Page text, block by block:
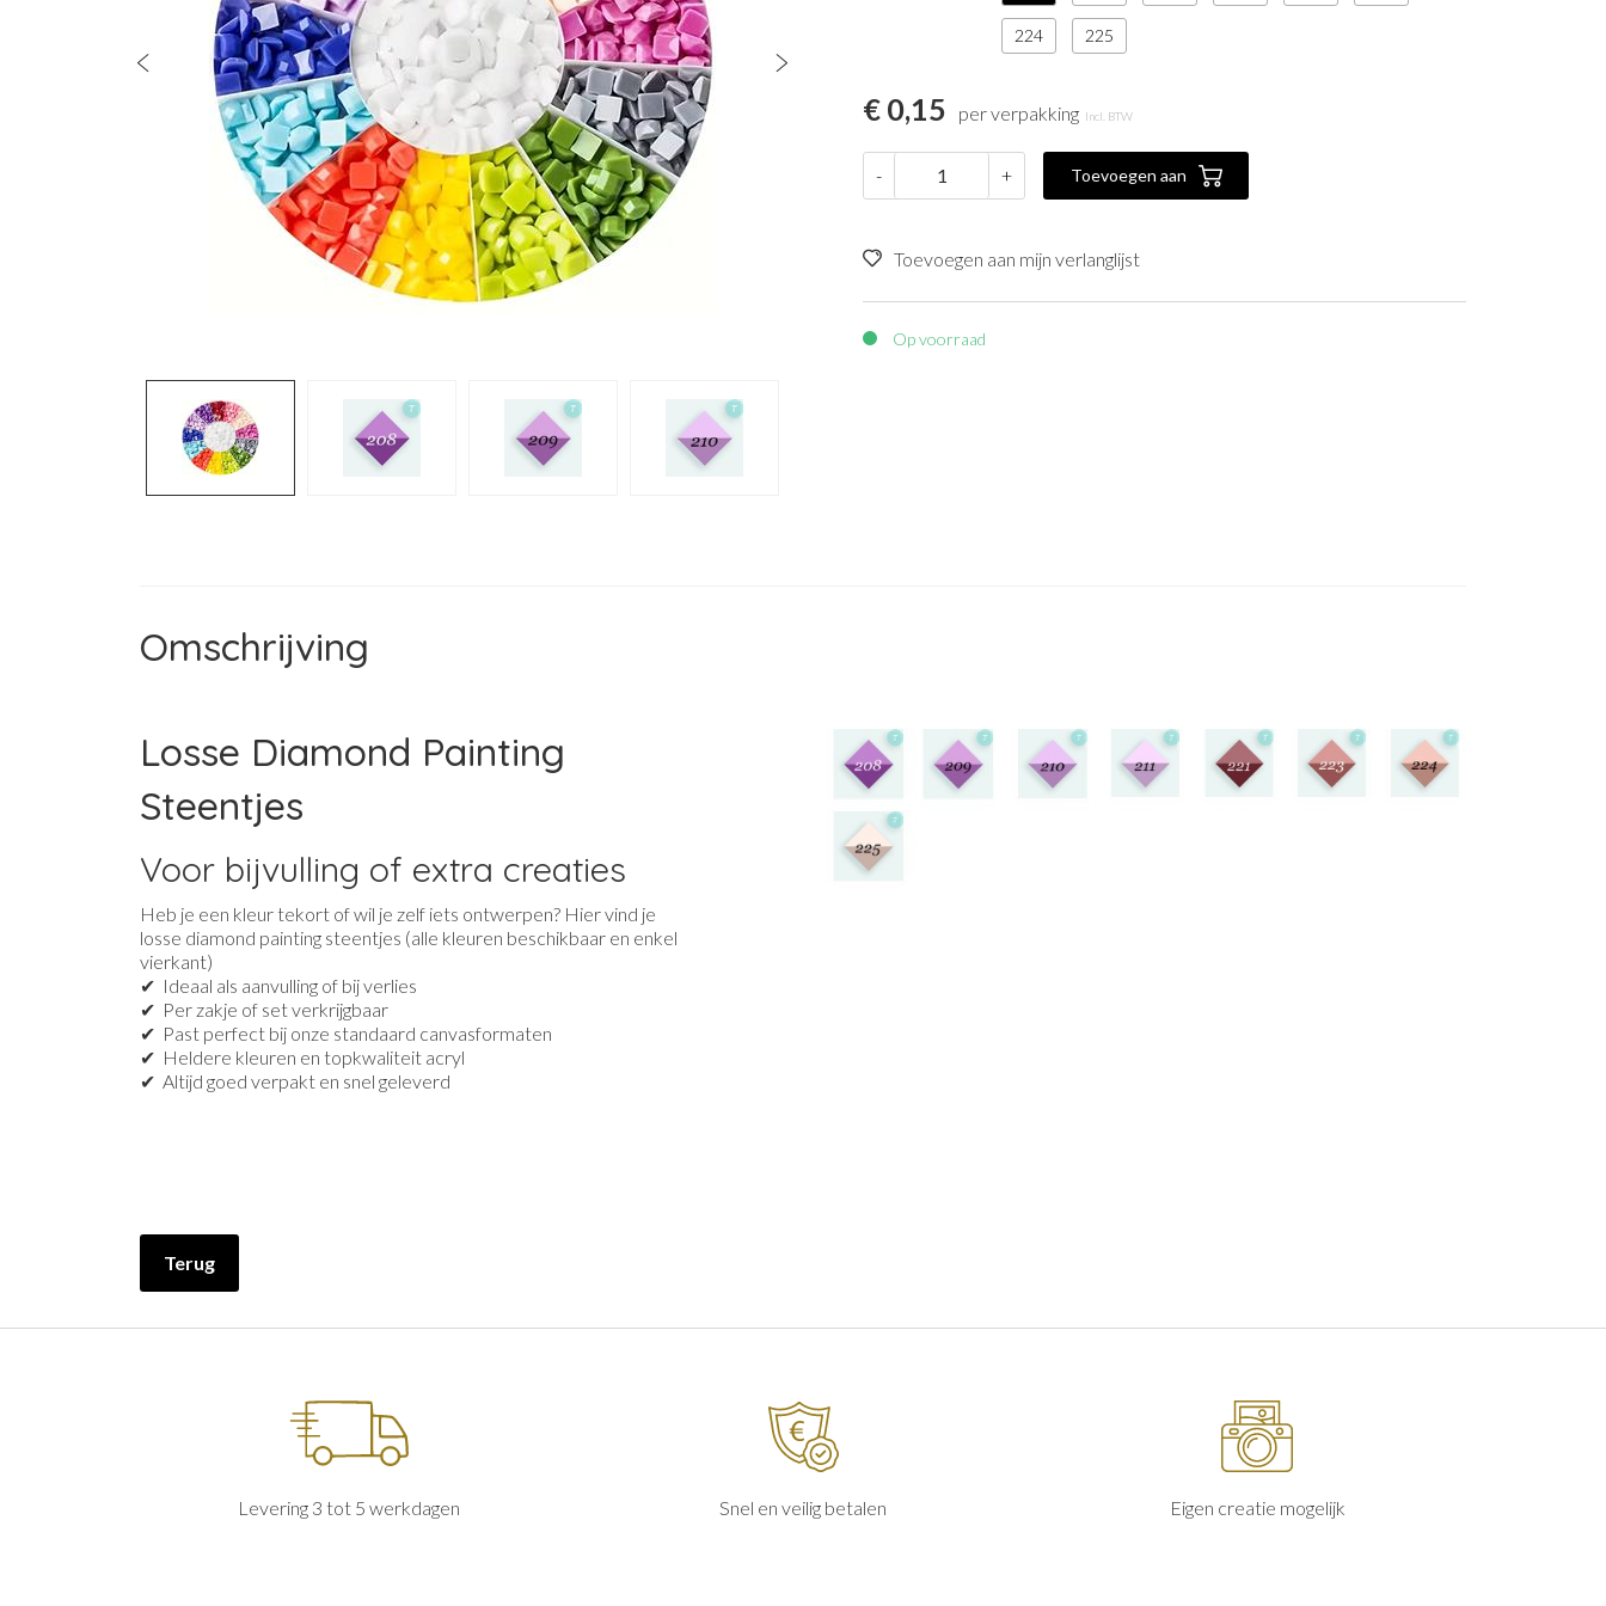
224 225
€ 0,15 per verpakking Incl. BTW
- + Toevoegen aan
Toevoegen aan mijn verlanglijst
Op voorraad
Omschrijving
Losse Diamond Painting
Steentjes
Voor bijvulling of extra creaties
Heb je een kleur tekort of wil je zelf iets ontwerpen? Hier vind je
losse diamond painting steentjes (alle kleuren beschikbaar en enkel
vierkant)
✔ Ideaal als aanvulling of bij verlies
✔ Per zakje of set verkrijgbaar
✔ Past perfect bij onze standaard canvasformaten
✔ Heldere kleuren en topkwaliteit acryl
✔ Altijd goed verpakt en snel geleverd
Terug
Levering 3 tot 5 werkdagen Snel en veilig betalen Eigen creatie mogelijk